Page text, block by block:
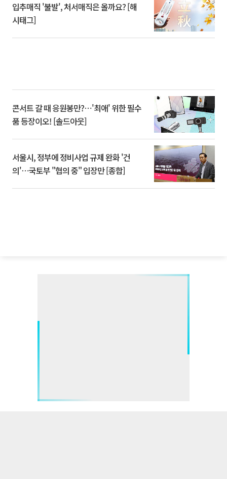
입추매직 '불발', 처서매직은 올까요? [해
시태그]
콘서트 갈 때 응원봉만?⋯'최애' 위한 필수
품 등장이오! [솔드아웃]
서울시, 정부에 정비사업 규제 완화 '건
의'⋯국토부 "협의 중" 입장만 [종합]